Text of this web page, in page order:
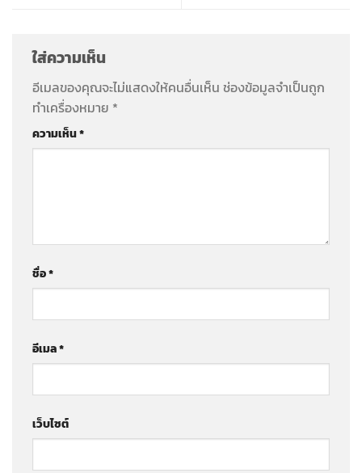
ใส่ความเห็น
อีเมลของคุณจะไม่แสดงให้คนอื่นเห็น ช่องข้อมูลจำเป็นถูก
ทำเครื่องหมาย *
ความเห็น*
ชื่อ*
อีเมล*
เว็บไซต์